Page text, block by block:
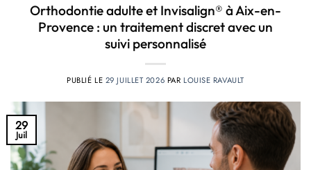
Orthodontie adulte et Invisalign® à Aix-en-
Provence : un traitement discret avec un
suivi personnalisé
PUBLIÉ LE 29 JUILLET 2026 PAR LOUISE RAVAULT
29
Juil